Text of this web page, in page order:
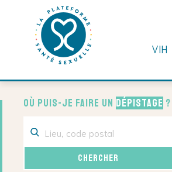
Skip
content
VIH
Où puis-je faire un dépistage ?